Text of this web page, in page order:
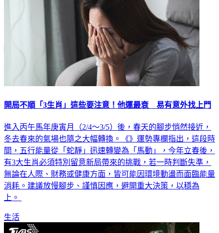
開局不順「3生肖」這些要注意！他運最衰 易有意外找上門
進入丙午馬年庚寅月（2/4～3/5）後，春天的腳步悄然接近，
冬去春來的氣場也隨之大幅轉換。《》運勢專欄指出，這段時
間，五行能量從「蛇靜」迅速轉變為「馬動」，今年立春後，
有3大生肖必須特別留意新局帶來的挑戰，若一時判斷失準，
無論在人際、財務或健康方面，皆可能因環境動盪而面臨能量
消耗。建議放慢腳步、謹慎因應，避開重大決策，以穩為
上。
生活